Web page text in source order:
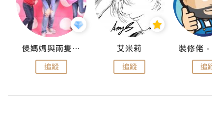
儍媽媽與兩隻小魔怪之家
追蹤
艾米莉
追蹤 追蹤